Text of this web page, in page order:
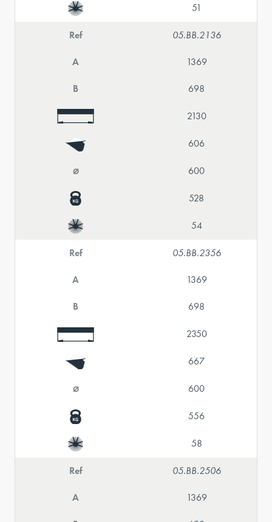
51
Ref 05.BB.2136
A 1369
B 698
2130
606
⌀ 600
528
54
Ref 05.BB.2356
A 1369
B 698
2350
667
⌀ 600
556
58
Ref 05.BB.2506
A 1369